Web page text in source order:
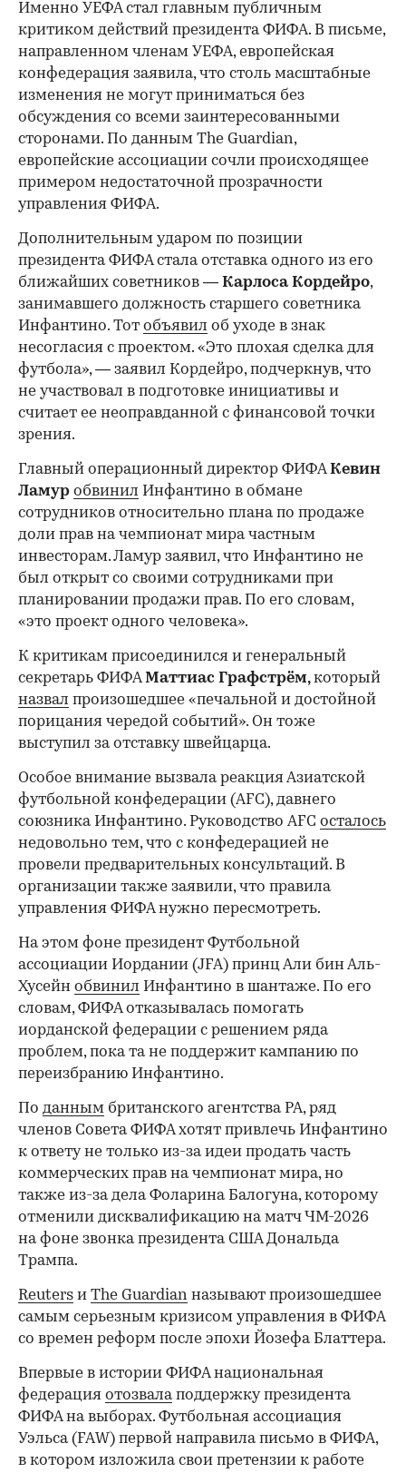
Именно УЕФА стал главным публичным
критиком действий президента ФИФА. В письме,
направленном членам УЕФА, европейская
конфедерация заявила, что столь масштабные
изменения не могут приниматься без
обсуждения со всеми заинтересованными
сторонами. По данным The Guardian,
европейские ассоциации сочли происходящее
примером недостаточной прозрачности
управления ФИФА.
Дополнительным ударом по позиции
президента ФИФА стала отставка одного из его
ближайших советников — Карлоса Кордейро,
занимавшего должность старшего советника
Инфантино. Тот объявил об уходе в знак
несогласия с проектом. «Это плохая сделка для
футбола», — заявил Кордейро, подчеркнув, что
не участвовал в подготовке инициативы и
считает ее неоправданной с финансовой точки
зрения.
Главный операционный директор ФИФАКевин
Ламур обвинил Инфантино в обмане
сотрудников относительно плана по продаже
доли прав на чемпионат мира частным
инвесторам. Ламур заявил, что Инфантино не
был открыт со своими сотрудниками при
планировании продажи прав. По его словам,
«это проект одного человека».
К критикам присоединился и генеральный
секретарь ФИФАМаттиас Графстрём,который
назвал произошедшее «печальной и достойной
порицания чередой событий». Он тоже
выступил за отставку швейцарца.
Особое внимание вызвала реакция Азиатской
футбольной конфедерации (AFC), давнего
союзника Инфантино. Руководство AFC осталось
недовольно тем, что с конфедерацией не
провели предварительных консультаций. В
организации также заявили, что правила
управления ФИФА нужно пересмотреть.
На этом фоне президент Футбольной
ассоциации Иордании (JFA) принц Али бин Аль-
Хусейн обвинил Инфантино в шантаже. По его
словам, ФИФА отказывалась помогать
иорданской федерации с решением ряда
проблем, пока та не поддержит кампанию по
переизбранию Инфантино.
По данным британского агентства PA, ряд
членов Совета ФИФА хотят привлечь Инфантино
к ответу не только из-за идеи продать часть
коммерческих прав на чемпионат мира, но
также из-за дела Фоларина Балогуна, которому
отменили дисквалификацию на матч ЧМ-2026
на фоне звонка президента США Дональда
Трампа.
Reuters и The Guardian называют произошедшее
самым серьезным кризисом управления в ФИФА
со времен реформ после эпохи Йозефа Блаттера.
Впервые в истории ФИФА национальная
федерация отозвалаподдержку президента
ФИФА на выборах. Футбольная ассоциация
Уэльса (FAW) первой направила письмо в ФИФА,
в котором изложила свои претензии к работе